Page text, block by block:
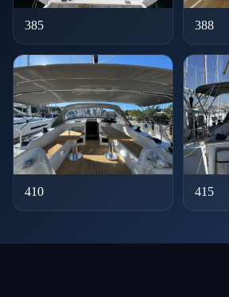
385 388
410 415